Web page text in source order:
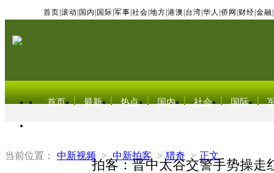
首页 滚动 国内 国际 军事 社会 地方 港澳 台湾 华人 侨网 财经 金融
首页 最新 热点 国内 社会 国际
当前位置： 中新视频 > 中新拍客 > 猎奇 > 正文
拍客：晋中太谷交警手势操走